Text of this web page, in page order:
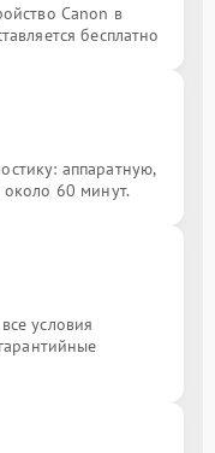
Canon в
бесплатно
аппаратную,
60 минут.
условия